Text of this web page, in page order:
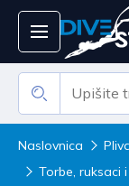
Naslovnica
Torbe, ruksaci